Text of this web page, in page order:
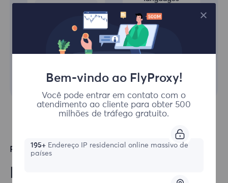
Principais idiomas suportados
Bem-vindo ao FlyProxy!
Você pode entrar em contato com o
atendimento ao cliente para obter 500
milhões de tráfego gratuito.
195+Endereço IP residencial online massivo de
países